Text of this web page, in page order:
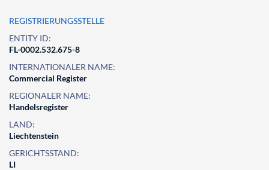
REGISTRIERUNGSSTELLE
ENTITY ID:
FL-0002.532.675-8
INTERNATIONALER NAME:
Commercial Register
REGIONALER NAME:
Handelsregister
LAND:
Liechtenstein
GERICHTSSTAND:
LI